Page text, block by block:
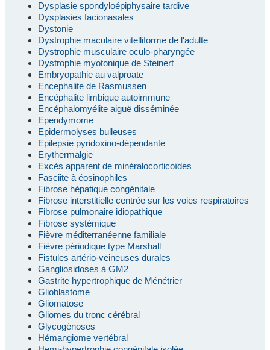
Dysplasie spondyloépiphysaire tardive
Dysplasies facionasales
Dystonie
Dystrophie maculaire vitelliforme de l'adulte
Dystrophie musculaire oculo-pharyngée
Dystrophie myotonique de Steinert
Embryopathie au valproate
Encephalite de Rasmussen
Encéphalite limbique autoimmune
Encéphalomyélite aiguë disséminée
Ependymome
Epidermolyses bulleuses
Epilepsie pyridoxino-dépendante
Erythermalgie
Excès apparent de minéralocorticoïdes
Fasciite à éosinophiles
Fibrose hépatique congénitale
Fibrose interstitielle centrée sur les voies respiratoires
Fibrose pulmonaire idiopathique
Fibrose systémique
Fièvre méditerranéenne familiale
Fièvre périodique type Marshall
Fistules artério-veineuses durales
Gangliosidoses à GM2
Gastrite hypertrophique de Ménétrier
Glioblastome
Gliomatose
Gliomes du tronc cérébral
Glycogénoses
Hémangiome vertébral